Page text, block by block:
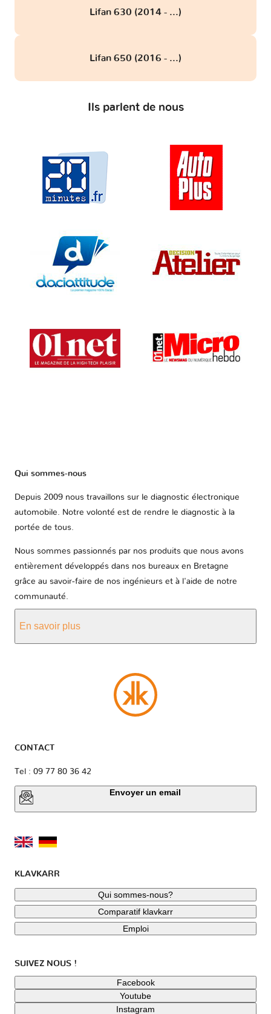
Lifan 630 (2014 - ...)
Lifan 650 (2016 - ...)
Ils parlent de nous
Qui sommes-nous
Depuis 2009 nous travaillons sur le diagnostic électronique
automobile. Notre volonté est de rendre le diagnostic à la
portée de tous.
Nous sommes passionnés par nos produits que nous avons
entièrement développés dans nos bureaux en Bretagne
grâce au savoir-faire de nos ingénieurs et à l'aide de notre
communauté.
En savoir plus
CONTACT
Tel : 09 77 80 36 42
Envoyer un email
KLAVKARR
Qui sommes-nous?
Comparatif klavkarr
Emploi
SUIVEZ NOUS !
Facebook
Youtube
Instagram